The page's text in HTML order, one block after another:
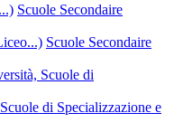
Scuole Secondaire
Scuole Secondaire
Scuole di
Scuole di Specializzazione e